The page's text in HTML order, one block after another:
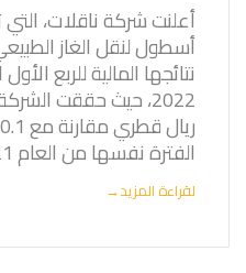
أعلنت شركة ناقلات،
أسطول لنقل الغاز
الفترة نفسها من العام 2021، بزيادة قدرها 19.3٪.
لقراءة المزيد→